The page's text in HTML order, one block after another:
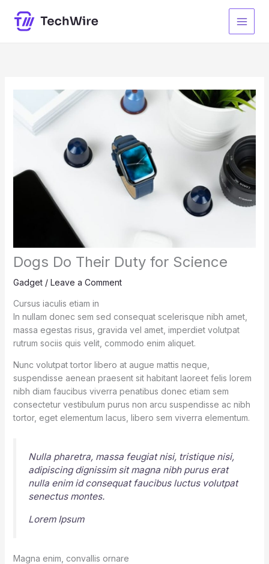
content
Dogs Do Their Duty for Science
Gadget/ Leave a Comment
Cursus iaculis etiam in
In nullam donec sem sed consequat scelerisque nibh amet,
massa egestas risus, gravida vel amet, imperdiet volutpat
rutrum sociis quis velit, commodo enim aliquet.
Nunc volutpat tortor libero at augue mattis neque,
suspendisse aenean praesent sit habitant laoreet felis lorem
nibh diam faucibus viverra penatibus donec etiam sem
consectetur vestibulum purus non arcu suspendisse ac nibh
tortor, eget elementum lacus, libero sem viverra elementum.
Nulla pharetra, massa feugiat nisi, tristique nisi,
adipiscing dignissim sit magna nibh purus erat
nulla enim id consequat faucibus luctus volutpat
senectus montes.
Lorem Ipsum
Magna enim, convallis ornare